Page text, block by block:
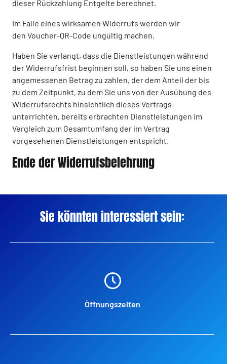
dieser Rückzahlung Entgelte berechnet.
Im Falle eines wirksamen Widerrufs werden wir
den Voucher-QR-Code ungültig machen.
Haben Sie verlangt, dass die Dienstleistungen während
der Widerrufsfrist beginnen soll, so haben Sie uns einen
angemessenen Betrag zu zahlen, der dem Anteil der bis
zu dem Zeitpunkt, zu dem Sie uns von der Ausübung des
Widerrufsrechts hinsichtlich dieses Vertrags
unterrichten, bereits erbrachten Dienstleistungen im
Vergleich zum Gesamtumfang der im Vertrag
vorgesehenen Dienstleistungen entspricht.
Ende der Widerrufsbelehrung
Sie könnten interessiert sein:
Öffnungszeiten